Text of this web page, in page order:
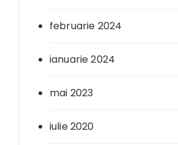
februarie 2024
ianuarie 2024
mai 2023
iulie 2020